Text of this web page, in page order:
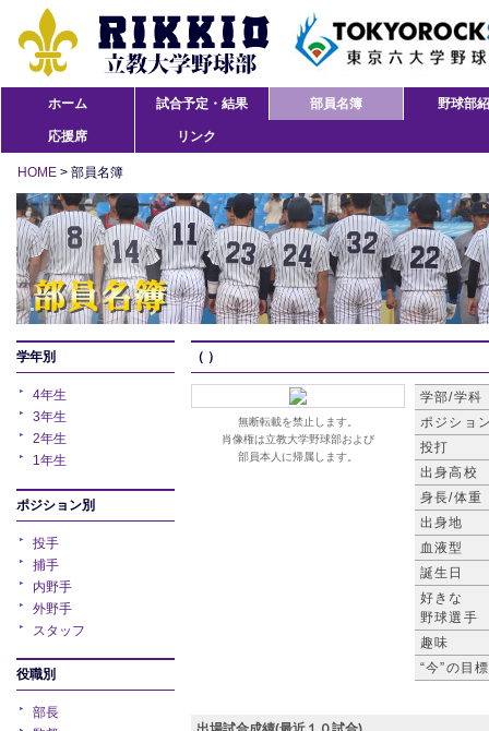
ホーム 試合予定・結果 部員名簿 野球部
応援席 リンク
HOME > 部員名簿
学年別
4年生
3年生
2年生
1年生
ポジション別
投手
捕手
内野手
外野手
スタッフ
役職別
部長
（ ）
無断転載を禁止します。
肖像権は立教大学野球部および
部員本人に帰属します。
学部/学科
ポジショ
投打
出身高校
身長/体重
出身地
血液型
誕生日
好きな
野球選手
趣味
“今”の目標